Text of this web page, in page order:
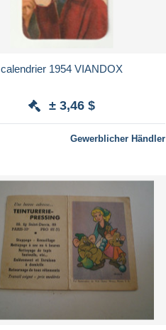
calendrier 1954 VIANDOX
± 3,46 $
Gewerblicher Händler